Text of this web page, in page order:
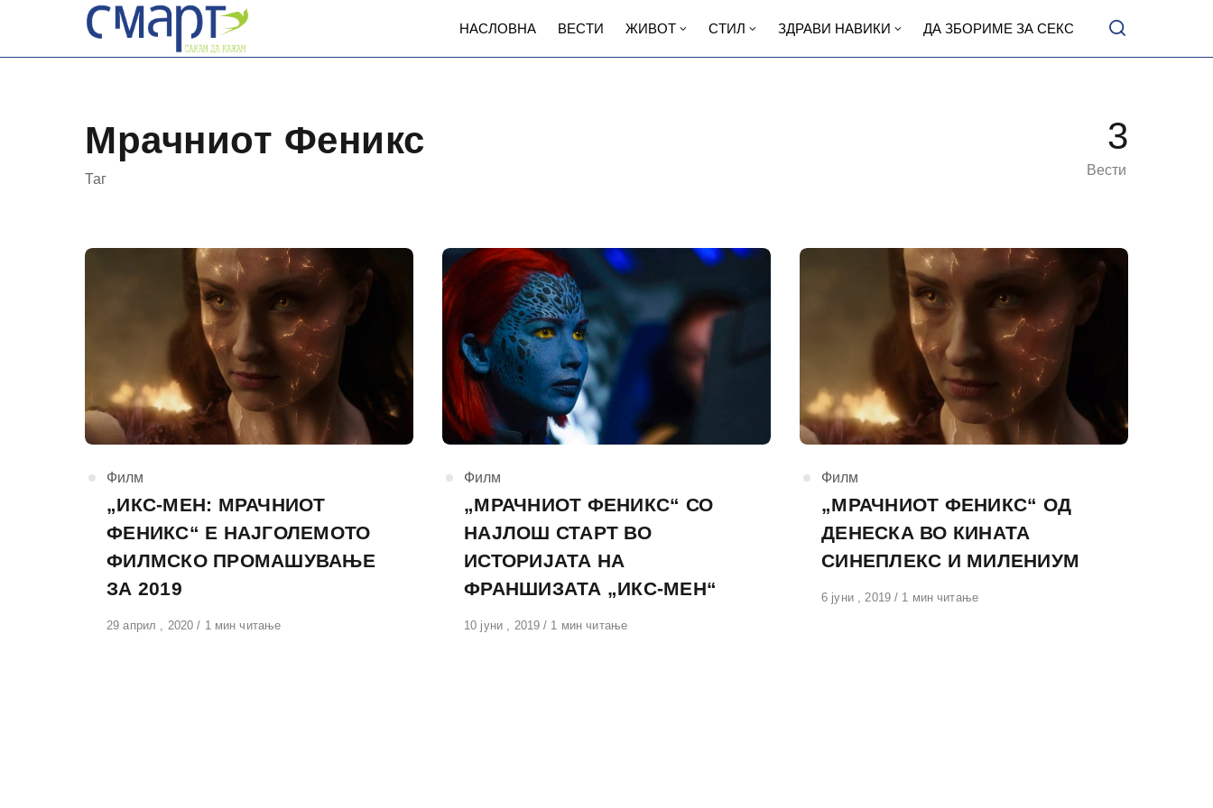
content
НАСЛОВНА ВЕСТИ ЖИВОТ СТИЛ ЗДРАВИ НАВИКИ ДА ЗБОРИМЕ ЗА СЕКС
Мрачниот Феникс
Таг
3
Вести
КАтегорија
Филм
„ИКС-МЕН: МРАЧНИОТ
ФЕНИКС“ Е НАЈГОЛЕМОТО
ФИЛМСКО ПРОМАШУВАЊЕ
ЗА 2019
Објавено
29 април , 2020 1 мин читање
КАтегорија
Филм
„МРАЧНИОТ ФЕНИКС“ СО
НАЈЛОШ СТАРТ ВО
ИСТОРИЈАТА НА
ФРАНШИЗАТА „ИКС-МЕН“
Објавено
10 јуни , 2019 1 мин читање
КАтегорија
Филм
„МРАЧНИОТ ФЕНИКС“ ОД
ДЕНЕСКА ВО КИНАТА
СИНЕПЛЕКС И МИЛЕНИУМ
Објавено
6 јуни , 2019 1 мин читање